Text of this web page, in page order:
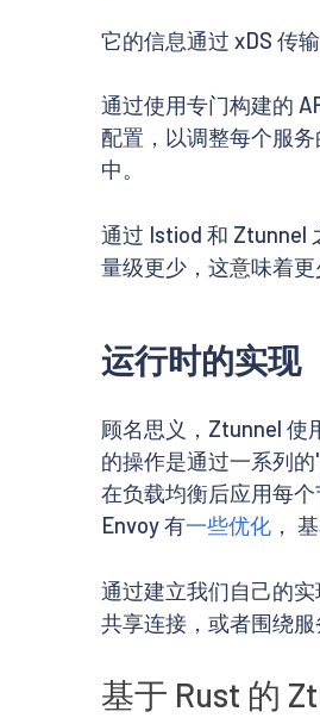
它的信息通过 xDS 传
通过使用专门构建的
配置，以调整每个服
中。
通过 Istiod 和 Ztunnel
量级更少，这意味着更
运行时的实现
顾名思义，Ztunnel 使
的操作是通过一系列
在负载均衡后应用每
Envoy 有一些优化 ，
通过建立我们自己的
共享连接，或者围绕
基于 Rust 的